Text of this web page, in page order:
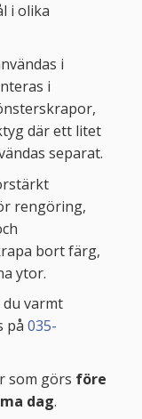
i olika
i
i
där ett litet
separat.
rengöring,
bort färg,
ytor.
varmt
på 035-
som görs före
dag.